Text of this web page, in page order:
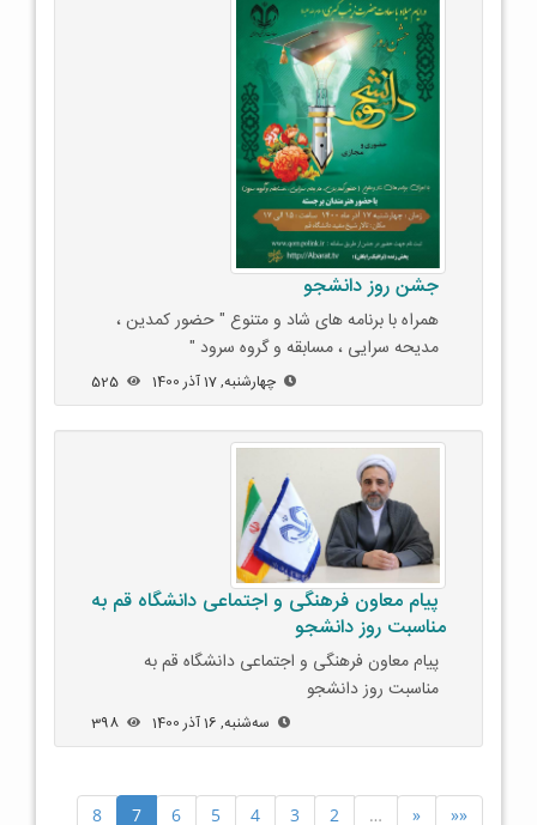
جشن روز دانشجو
همراه با برنامه های شاد و متنوع " حضور کمدین ،
مدیحه سرایی ، مسابقه و گروه سرود "
چهارشنبه, 17 آذر 1400 525
پیام معاون فرهنگی و اجتماعی دانشگاه قم به
مناسبت روز دانشجو
پیام معاون فرهنگی و اجتماعی دانشگاه قم به
مناسبت روز دانشجو
ﺳﻪشنبه, 16 آذر 1400 398
««
«
…
2
3
4
5
6
7
8